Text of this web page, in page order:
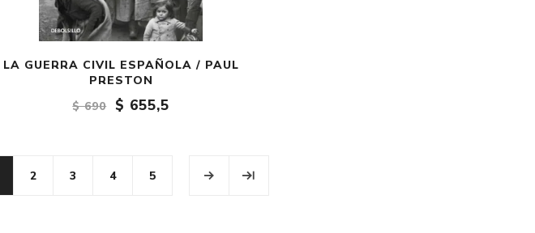
LA GUERRA CIVIL ESPAÑOLA / PAUL
PRESTON
$ 690
$ 655,5
2 3 4 5